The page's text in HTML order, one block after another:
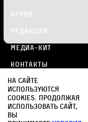
Архив
Редакция
Медиа-кит
Контакты
Политика в
данных
Политика
На сайте
используются
cookies. Продолжая
использовать сайт,
вы